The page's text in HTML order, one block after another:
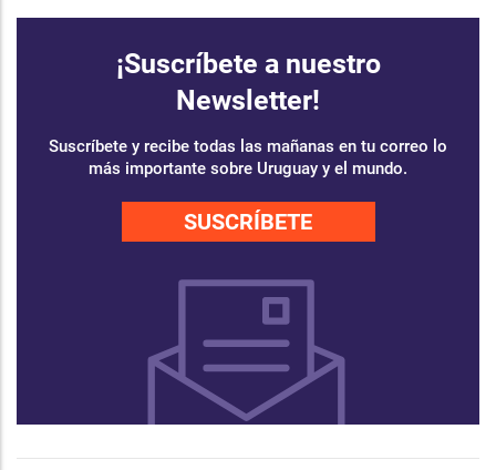
¡Suscríbete a nuestro
Newsletter!
Suscríbete y recibe todas las mañanas en tu correo lo
más importante sobre Uruguay y el mundo.
SUSCRÍBETE